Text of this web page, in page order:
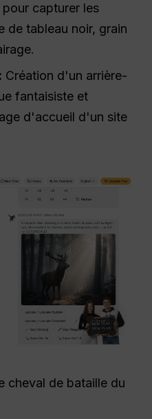
capturer les
de tableau noir, grain
Création d'un arrière-
fantaisiste et
d'accueil d'un site
cheval de bataille du